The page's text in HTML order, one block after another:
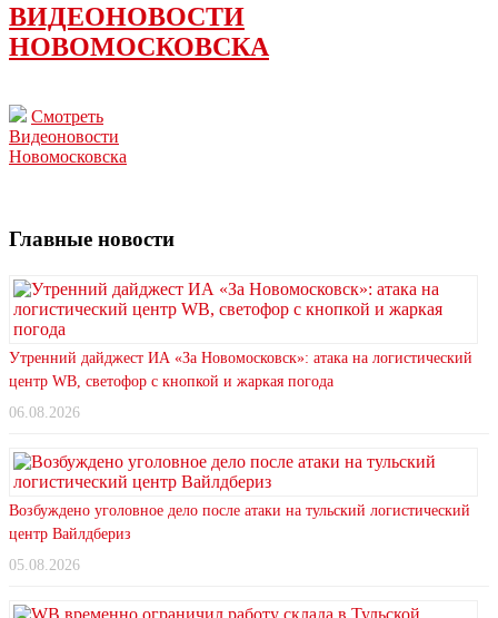
ВИДЕОНОВОСТИ
НОВОМОСКОВСКА
Смотреть
Видеоновости
Новомосковска
Главные новости
Утренний дайджест ИА «За Новомосковск»: атака на логистический
центр WB, светофор с кнопкой и жаркая погода
06.08.2026
Возбуждено уголовное дело после атаки на тульский логистический
центр Вайлдбериз
05.08.2026